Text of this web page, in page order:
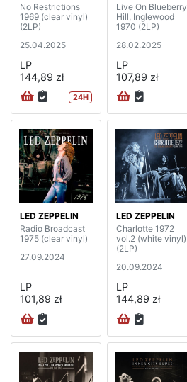
No Restrictions
1969 (clear vinyl)
(2LP)
25.04.2025
LP
144,89 zł
24H
Live On Blueberry
Hill, Inglewood
1970 (2LP)
28.02.2025
LP
107,89 zł
LED ZEPPELIN
Radio Broadcast
1975 (clear vinyl)
27.09.2024
LP
101,89 zł
LED ZEPPELIN
Charlotte 1972
vol.2 (white vinyl)
(2LP)
20.09.2024
LP
144,89 zł